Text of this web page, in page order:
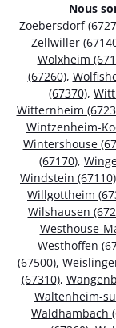
Nous
Zoebersdorf
Zellwiller
Wolxheim
(67260),
(67370),
Witternheim
Wintzenheim-
Wintershouse
(67170),
Windstein (67110)
Willgottheim
Wilshausen
Westhouse-
Westhoffen
(67500),
(67310),
Waltenheim-
Waldhambach